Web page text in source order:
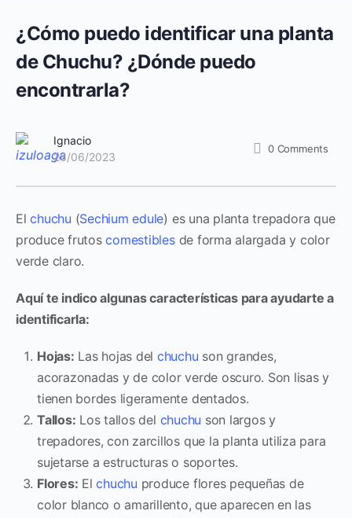
¿Cómo puedo identificar una planta
de Chuchu? ¿Dónde puedo
encontrarla?
Ignacio
26/06/2023
0 Comments
Elchuchu (Sechium edule) es una planta trepadora que
produce frutoscomestiblesde forma alargada y color
verde claro.
Aquí te indico algunas características para ayudarte a
identificarla:
Hojas: Las hojas del chuchu son grandes,
acorazonadas y de color verde oscuro. Son lisas y
tienen bordes ligeramente dentados.
Tallos: Los tallos del chuchu son largos y
trepadores, con zarcillos que la planta utiliza para
sujetarse a estructuras o soportes.
Flores: Elchuchu produce flores pequeñas de
color blanco o amarillento, que aparecen en las